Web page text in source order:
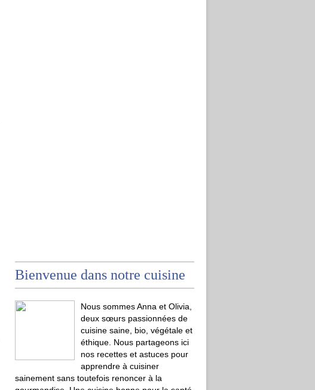
Bienvenue dans notre cuisine
Nous sommes Anna et Olivia,
deux sœurs passionnées de
cuisine saine, bio, végétale et
éthique. Nous partageons ici
nos recettes et astuces pour
apprendre à cuisiner
sainement sans toutefois renoncer à la